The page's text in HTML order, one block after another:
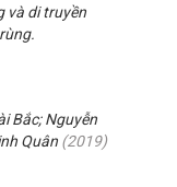
và di truyền
Bắc; Nguyễn
Quân (2019)